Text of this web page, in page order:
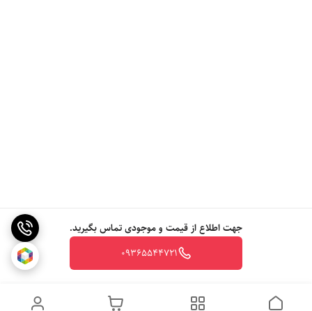
جهت اطلاع از قیمت و موجودی تماس بگیرید.
09365544721